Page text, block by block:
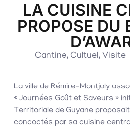
LA CUISINE
PROPOSE DU
Cantine, Cultuel, Visite
La ville de Rémire-Montjoly
« Journées Goût et Saveurs »
Territoriale de Guyane
concoctés par sa cuisine